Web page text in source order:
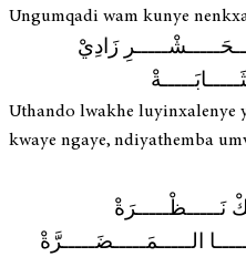
Ungumqadi wam kunye
زَادِيْ
Uthando lwakhe luyinxalenye
kwaye ngaye, ndiyathemba
نَـــــظْـــــرَةْ
الـــــمَـــــضَـــــرَّةْ